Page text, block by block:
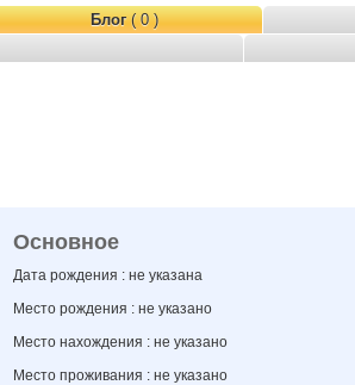
Блог( 0 )
Основное
Дата рождения : не указана
Место рождения : не указано
Место нахождения : не указано
Место проживания : не указано